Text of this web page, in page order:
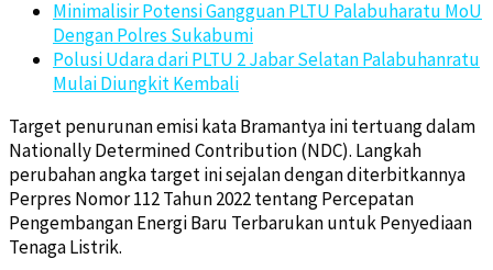
Minimalisir Potensi Gangguan PLTU Palabuharatu MoU
Dengan Polres Sukabumi
Polusi Udara dari PLTU 2 Jabar Selatan Palabuhanratu
Mulai Diungkit Kembali
Target penurunan emisi kata Bramantya ini tertuang dalam
Nationally Determined Contribution (NDC). Langkah
perubahan angka target ini sejalan dengan diterbitkannya
Perpres Nomor 112 Tahun 2022 tentang Percepatan
Pengembangan Energi Baru Terbarukan untuk Penyediaan
Tenaga Listrik.